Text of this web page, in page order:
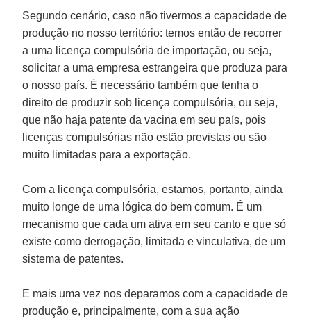
Segundo cenário, caso não tivermos a capacidade de
produção no nosso território: temos então de recorrer
a uma licença compulsória de importação, ou seja,
solicitar a uma empresa estrangeira que produza para
o nosso país. É necessário também que tenha o
direito de produzir sob licença compulsória, ou seja,
que não haja patente da vacina em seu país, pois
licenças compulsórias não estão previstas ou são
muito limitadas para a exportação.
Com a licença compulsória, estamos, portanto, ainda
muito longe de uma lógica do bem comum. É um
mecanismo que cada um ativa em seu canto e que só
existe como derrogação, limitada e vinculativa, de um
sistema de patentes.
E mais uma vez nos deparamos com a capacidade de
produção e, principalmente, com a sua ação